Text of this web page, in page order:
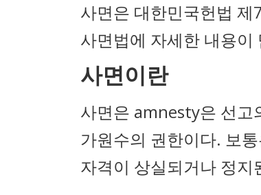
사면은 대한민국헌법
사면법에 자세한 내용이
사면이란
사면은 amnesty은 선고
가원수의 권한이다. 보
자격이 상실되거나 정